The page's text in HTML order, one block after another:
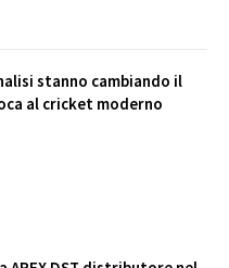
stanno cambiando il
al cricket moderno